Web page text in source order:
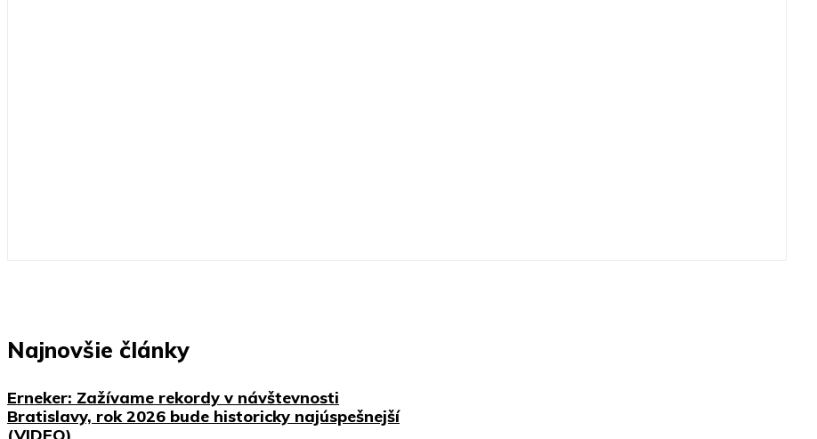
Najnovšie články
Erneker: Zažívame rekordy v návštevnosti
Bratislavy, rok 2026 bude historicky najúspešnejší
(VIDEO)